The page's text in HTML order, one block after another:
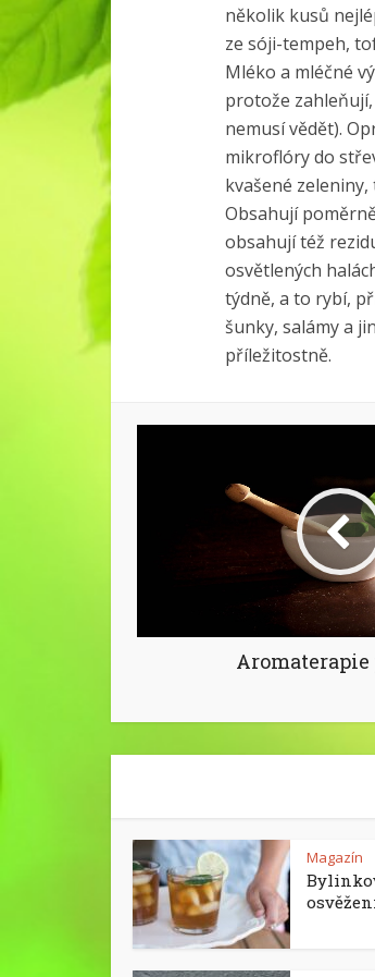
několik kusů
ze sóji-tempeh,
Mléko a mléčné
protože
nemusí vědět).
mikroflóry do
kvašené
Obsahují
obsahují též
osvětlených
týdně, a to rybí,
šunky, salámy a
příležitostně.
Aromaterapie
Magazín